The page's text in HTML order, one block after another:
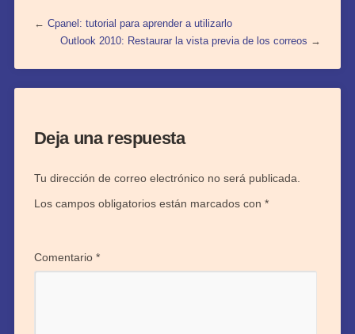
← Cpanel: tutorial para aprender a utilizarlo
Outlook 2010: Restaurar la vista previa de los correos →
Deja una respuesta
Tu dirección de correo electrónico no será publicada.
Los campos obligatorios están marcados con *
Comentario *